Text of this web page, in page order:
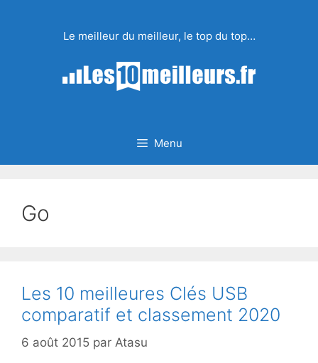
Le meilleur du meilleur, le top du top…
Menu
Go
Les 10 meilleures Clés USB
comparatif et classement 2020
6 août 2015 par Atasu